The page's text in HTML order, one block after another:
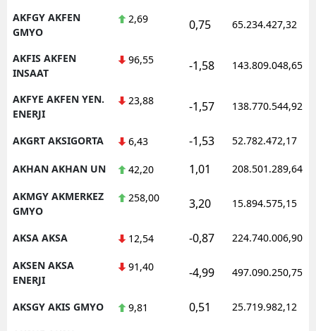
AKFGY AKFEN
GMYO
2,69 0,75 65.234.427,32
AKFIS AKFEN
INSAAT
96,55 -1,58 143.809.048,65
AKFYE AKFEN YEN.
ENERJI
23,88 -1,57 138.770.544,92
AKGRT AKSIGORTA 6,43 -1,53 52.782.472,17
AKHAN AKHAN UN 42,20 1,01 208.501.289,64
AKMGY AKMERKEZ
GMYO
258,00 3,20 15.894.575,15
AKSA AKSA 12,54 -0,87 224.740.006,90
AKSEN AKSA
ENERJI
91,40 -4,99 497.090.250,75
AKSGY AKIS GMYO 9,81 0,51 25.719.982,12